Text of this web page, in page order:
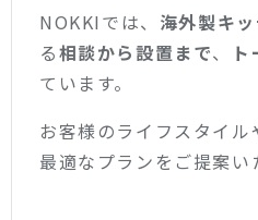
NOKKIでは、 海外製キ
る相談から設置まで、
ています。
お客様のライフスタイル
最適なプランをご提案い